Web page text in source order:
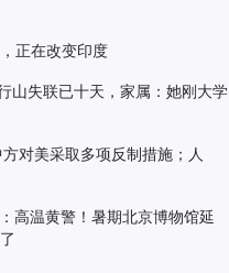
正在改变印度
山失联已十天，家属：她刚大学
对美采取多项反制措施；人
高温黄警！暑期北京博物馆延